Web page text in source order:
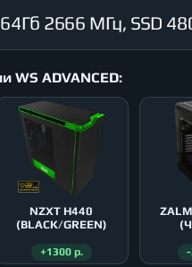
WS ADVANCED:
NZXT H440
(BLACK/GREEN)
+1300 р.